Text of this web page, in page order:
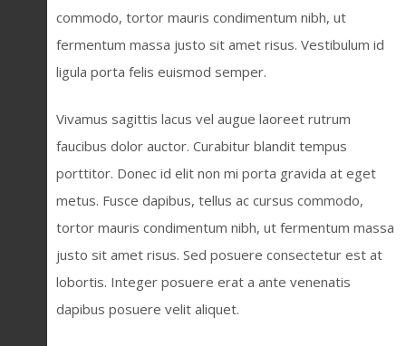
commodo, tortor mauris condimentum nibh, ut
fermentum massa justo sit amet risus. Vestibulum id
ligula porta felis euismod semper.
Vivamus sagittis lacus vel augue laoreet rutrum
faucibus dolor auctor. Curabitur blandit tempus
porttitor. Donec id elit non mi porta gravida at eget
metus. Fusce dapibus, tellus ac cursus commodo,
tortor mauris condimentum nibh, ut fermentum massa
justo sit amet risus. Sed posuere consectetur est at
lobortis. Integer posuere erat a ante venenatis
dapibus posuere velit aliquet.